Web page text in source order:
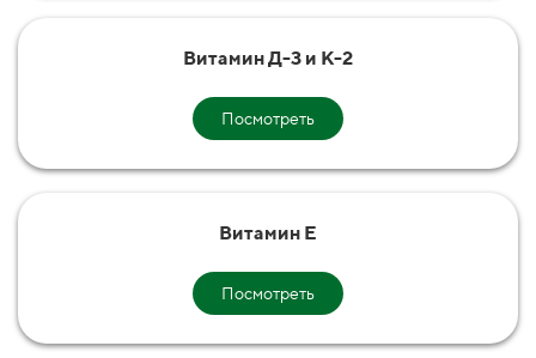
Витамин Д-3 и К-2
Посмотреть
Витамин Е
Посмотреть